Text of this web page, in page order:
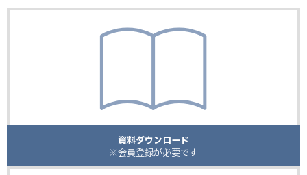
資料ダウンロード
※会員登録が必要です